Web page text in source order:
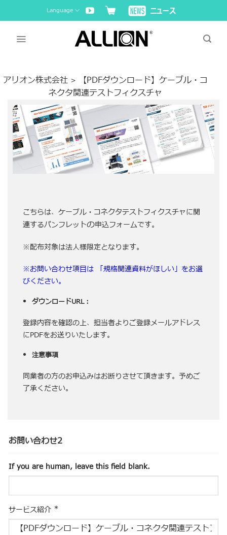
to
Language
アリオン株式会社 >
【PDFダウンロード】ケーブル・コ
ネクタ関連テストフィクスチャ
こちらは、ケーブル・コネクタテストフィクスチャに関
連するパンフレットの申込フォームです。
※配布対象は法人様限定となります。
※お問い合わせ項目は 「規格関連資料がほしい」をお選
びください。
ダウンロードURL：
登録内容を確認の上、担当者よりご登録メールアドレス
にPDFをお送りいたします。
注意事項
同業者の方のお申込みはお断りさせて頂きます。予めご
了承ください。
お問い合わせ2
If you are human, leave this field blank.
サービス紹介 *